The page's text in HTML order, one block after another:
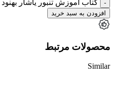
کتاب آموزش تنبور یاشار
افزودن به سبد خرید
محصولات مرتبط
Similar